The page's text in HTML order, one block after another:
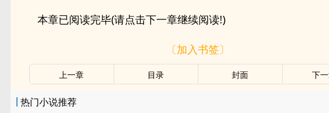
本章已阅读完毕(请点击下一章继续阅读!)
〔加入书签〕
上一章 目录 封面 下
热门小说推荐